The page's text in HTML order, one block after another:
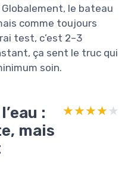
le bateau
comme toujours
test, c’est 2–3
ça sent le truc qui
soin.
:
mais
★★★★★
★★★★★